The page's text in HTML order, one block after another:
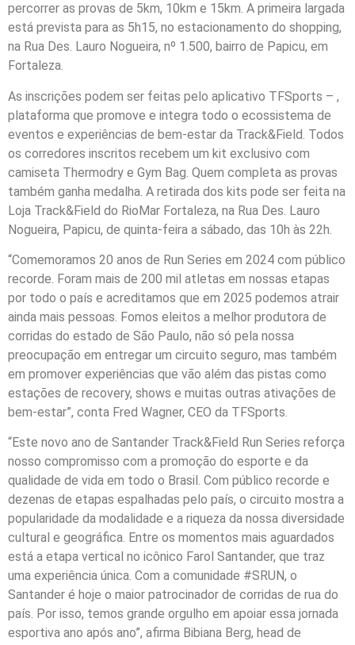
percorrer as provas de 5km, 10km e 15km. A primeira largada
está prevista para as 5h15, no estacionamento do shopping,
na Rua Des. Lauro Nogueira, nº 1.500, bairro de Papicu, em
Fortaleza.
As inscrições podem ser feitas pelo aplicativo TFSports – ,
plataforma que promove e integra todo o ecossistema de
eventos e experiências de bem-estar da Track&Field. Todos
os corredores inscritos recebem um kit exclusivo com
camiseta Thermodry e Gym Bag. Quem completa as provas
também ganha medalha. A retirada dos kits pode ser feita na
Loja Track&Field do RioMar Fortaleza, na Rua Des. Lauro
Nogueira, Papicu, de quinta-feira a sábado, das 10h às 22h.
“Comemoramos 20 anos de Run Series em 2024 com público
recorde. Foram mais de 200 mil atletas em nossas etapas
por todo o país e acreditamos que em 2025 podemos atrair
ainda mais pessoas. Fomos eleitos a melhor produtora de
corridas do estado de São Paulo, não só pela nossa
preocupação em entregar um circuito seguro, mas também
em promover experiências que vão além das pistas como
estações de recovery, shows e muitas outras ativações de
bem-estar”, conta Fred Wagner, CEO da TFSports.
“Este novo ano de Santander Track&Field Run Series reforça
nosso compromisso com a promoção do esporte e da
qualidade de vida em todo o Brasil. Com público recorde e
dezenas de etapas espalhadas pelo país, o circuito mostra a
popularidade da modalidade e a riqueza da nossa diversidade
cultural e geográfica. Entre os momentos mais aguardados
está a etapa vertical no icônico Farol Santander, que traz
uma experiência única. Com a comunidade #SRUN, o
Santander é hoje o maior patrocinador de corridas de rua do
país. Por isso, temos grande orgulho em apoiar essa jornada
esportiva ano após ano”, afirma Bibiana Berg, head de